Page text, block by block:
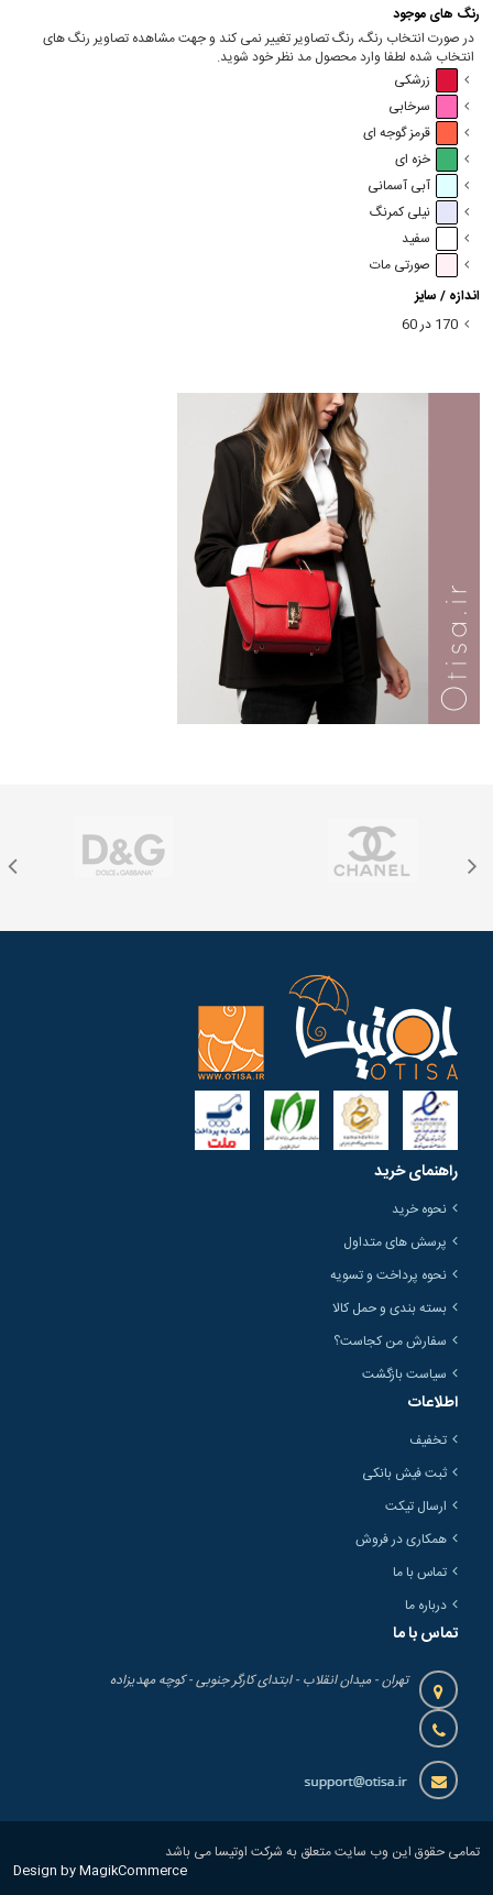
رنگ های موجود
در صورت انتخاب رنگ، رنگ تصاویر تغییر نمی کند و جهت مشاهده تصاویر رنگ های
انتخاب شده لطفا وارد محصول مد نظر خود شوید.
زرشکی
سرخابی
قرمز گوجه ای
خزه ای
آبی آسمانی
نیلی کمرنگ
سفید
صورتی مات
اندازه / سایز
170 در 60
راهنمای خرید
نحوه خرید
پرسش های متداول
نحوه پرداخت و تسویه
بسته بندی و حمل کالا
سفارش من کجاست؟
سیاست بازگشت
اطلاعات
تخفیف
ثبت فیش بانکی
ارسال تیکت
همکاری در فروش
تماس با ما
درباره ما
تماس با ما
تهران - میدان انقلاب - ابتدای کارگر جنوبی - کوچه مهدیزاده
تمامی حقوق این وب سایت متعلق به شرکت اوتیسا می باشد
Design by MagikCommerce